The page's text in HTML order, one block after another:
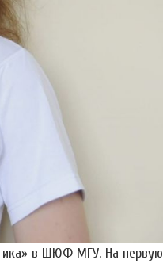
в ШЮФ МГУ. На первую